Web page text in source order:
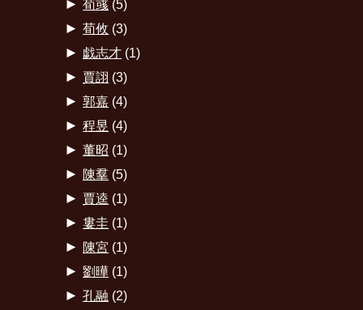
► 荀彧 (5)
► 荀攸 (3)
► 戯志才 (1)
► 賈詡 (3)
► 郭嘉 (4)
► 程昱 (4)
► 董昭 (1)
► 陳羣 (5)
► 賈逵 (1)
► 婁圭 (1)
► 陳宮 (1)
► 劉曄 (1)
► 孔融 (2)